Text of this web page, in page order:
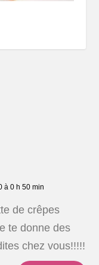
à 0 h 50 min
de crêpes
te donne des
chez vous!!!!!